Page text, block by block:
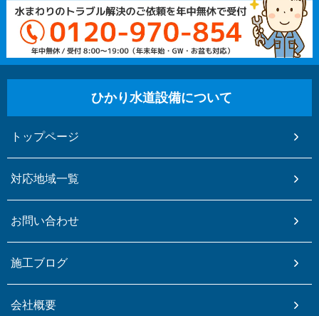
ひかり水道設備について
トップページ
対応地域一覧
お問い合わせ
施工ブログ
会社概要